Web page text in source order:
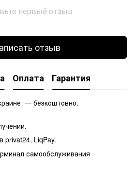
первый отзыв
отзыв
Оплата Гарантия
— безкоштовно.
privat24, LiqPay.
самообслуживания